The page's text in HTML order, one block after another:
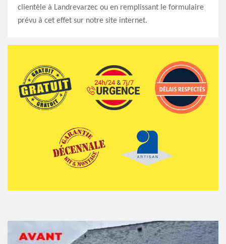
clientèle à Landrevarzec ou en remplissant le formulaire
prévu à cet effet sur notre site internet.